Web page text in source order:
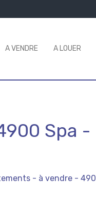
A VENDRE A LOUER
Spa -